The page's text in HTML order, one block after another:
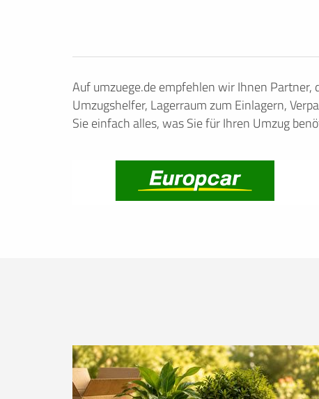
Auf umzuege.de empfehlen wir Ihnen
Umzugshelfer, Lagerraum zum Einlagern,
Sie einfach alles, was Sie für Ihren Umzug